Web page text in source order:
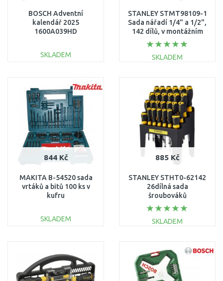
BOSCH Adventní
kalendář 2025
1600A039HD
SKLADEM
Porovnat
STANLEY STMT98109-1
Sada nářadí 1/4" a 1/2",
142 dílů, v montážním
kufru
SKLADEM
Porovnat
844 Kč
MAKITA B-54520 sada
vrtáků a bitů 100 ks v
kufru
SKLADEM
Porovnat
885 Kč
STANLEY STHT0-62142
26dílná sada
šroubováků
SKLADEM
Porovnat